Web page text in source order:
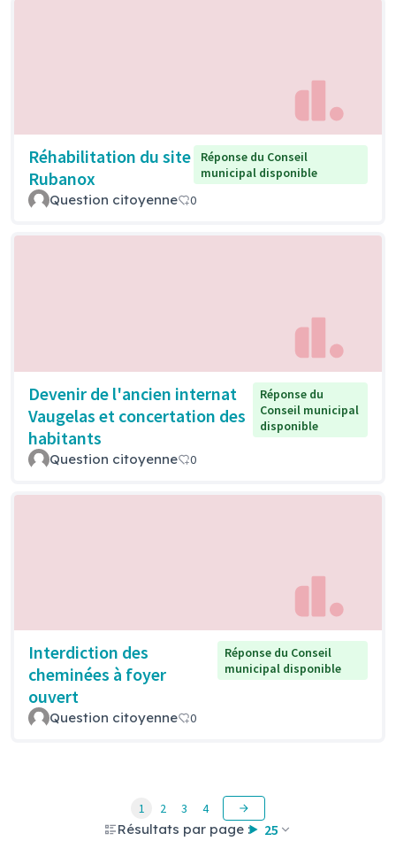
Réhabilitation du site
Rubanox
Réponse du Conseil
municipal disponible
Question citoyenne 0
Devenir de l'ancien internat
Vaugelas et concertation des
habitants
Réponse du
Conseil municipal
disponible
Question citoyenne 0
Interdiction des
cheminées à foyer
ouvert
Réponse du Conseil
municipal disponible
Question citoyenne 0
Résultats par page : 25
1 2 3 4